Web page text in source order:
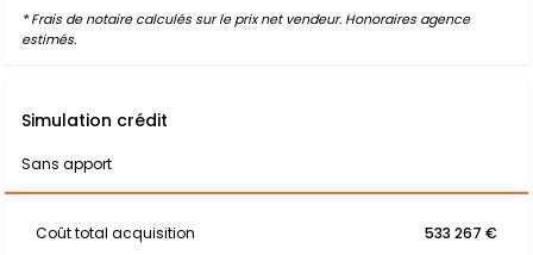
* Frais de notaire calculés sur le prix net vendeur. Honoraires agence
estimés.
Simulation crédit
Sans apport
Coût total acquisition 533 267 €